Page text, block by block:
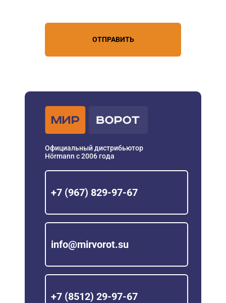
ОТПРАВИТЬ
Официальный дистрибьютор
Hörmann с 2006 года
+7 (967) 829-97-67
info@mirvorot.su
+7 (8512) 29-97-67